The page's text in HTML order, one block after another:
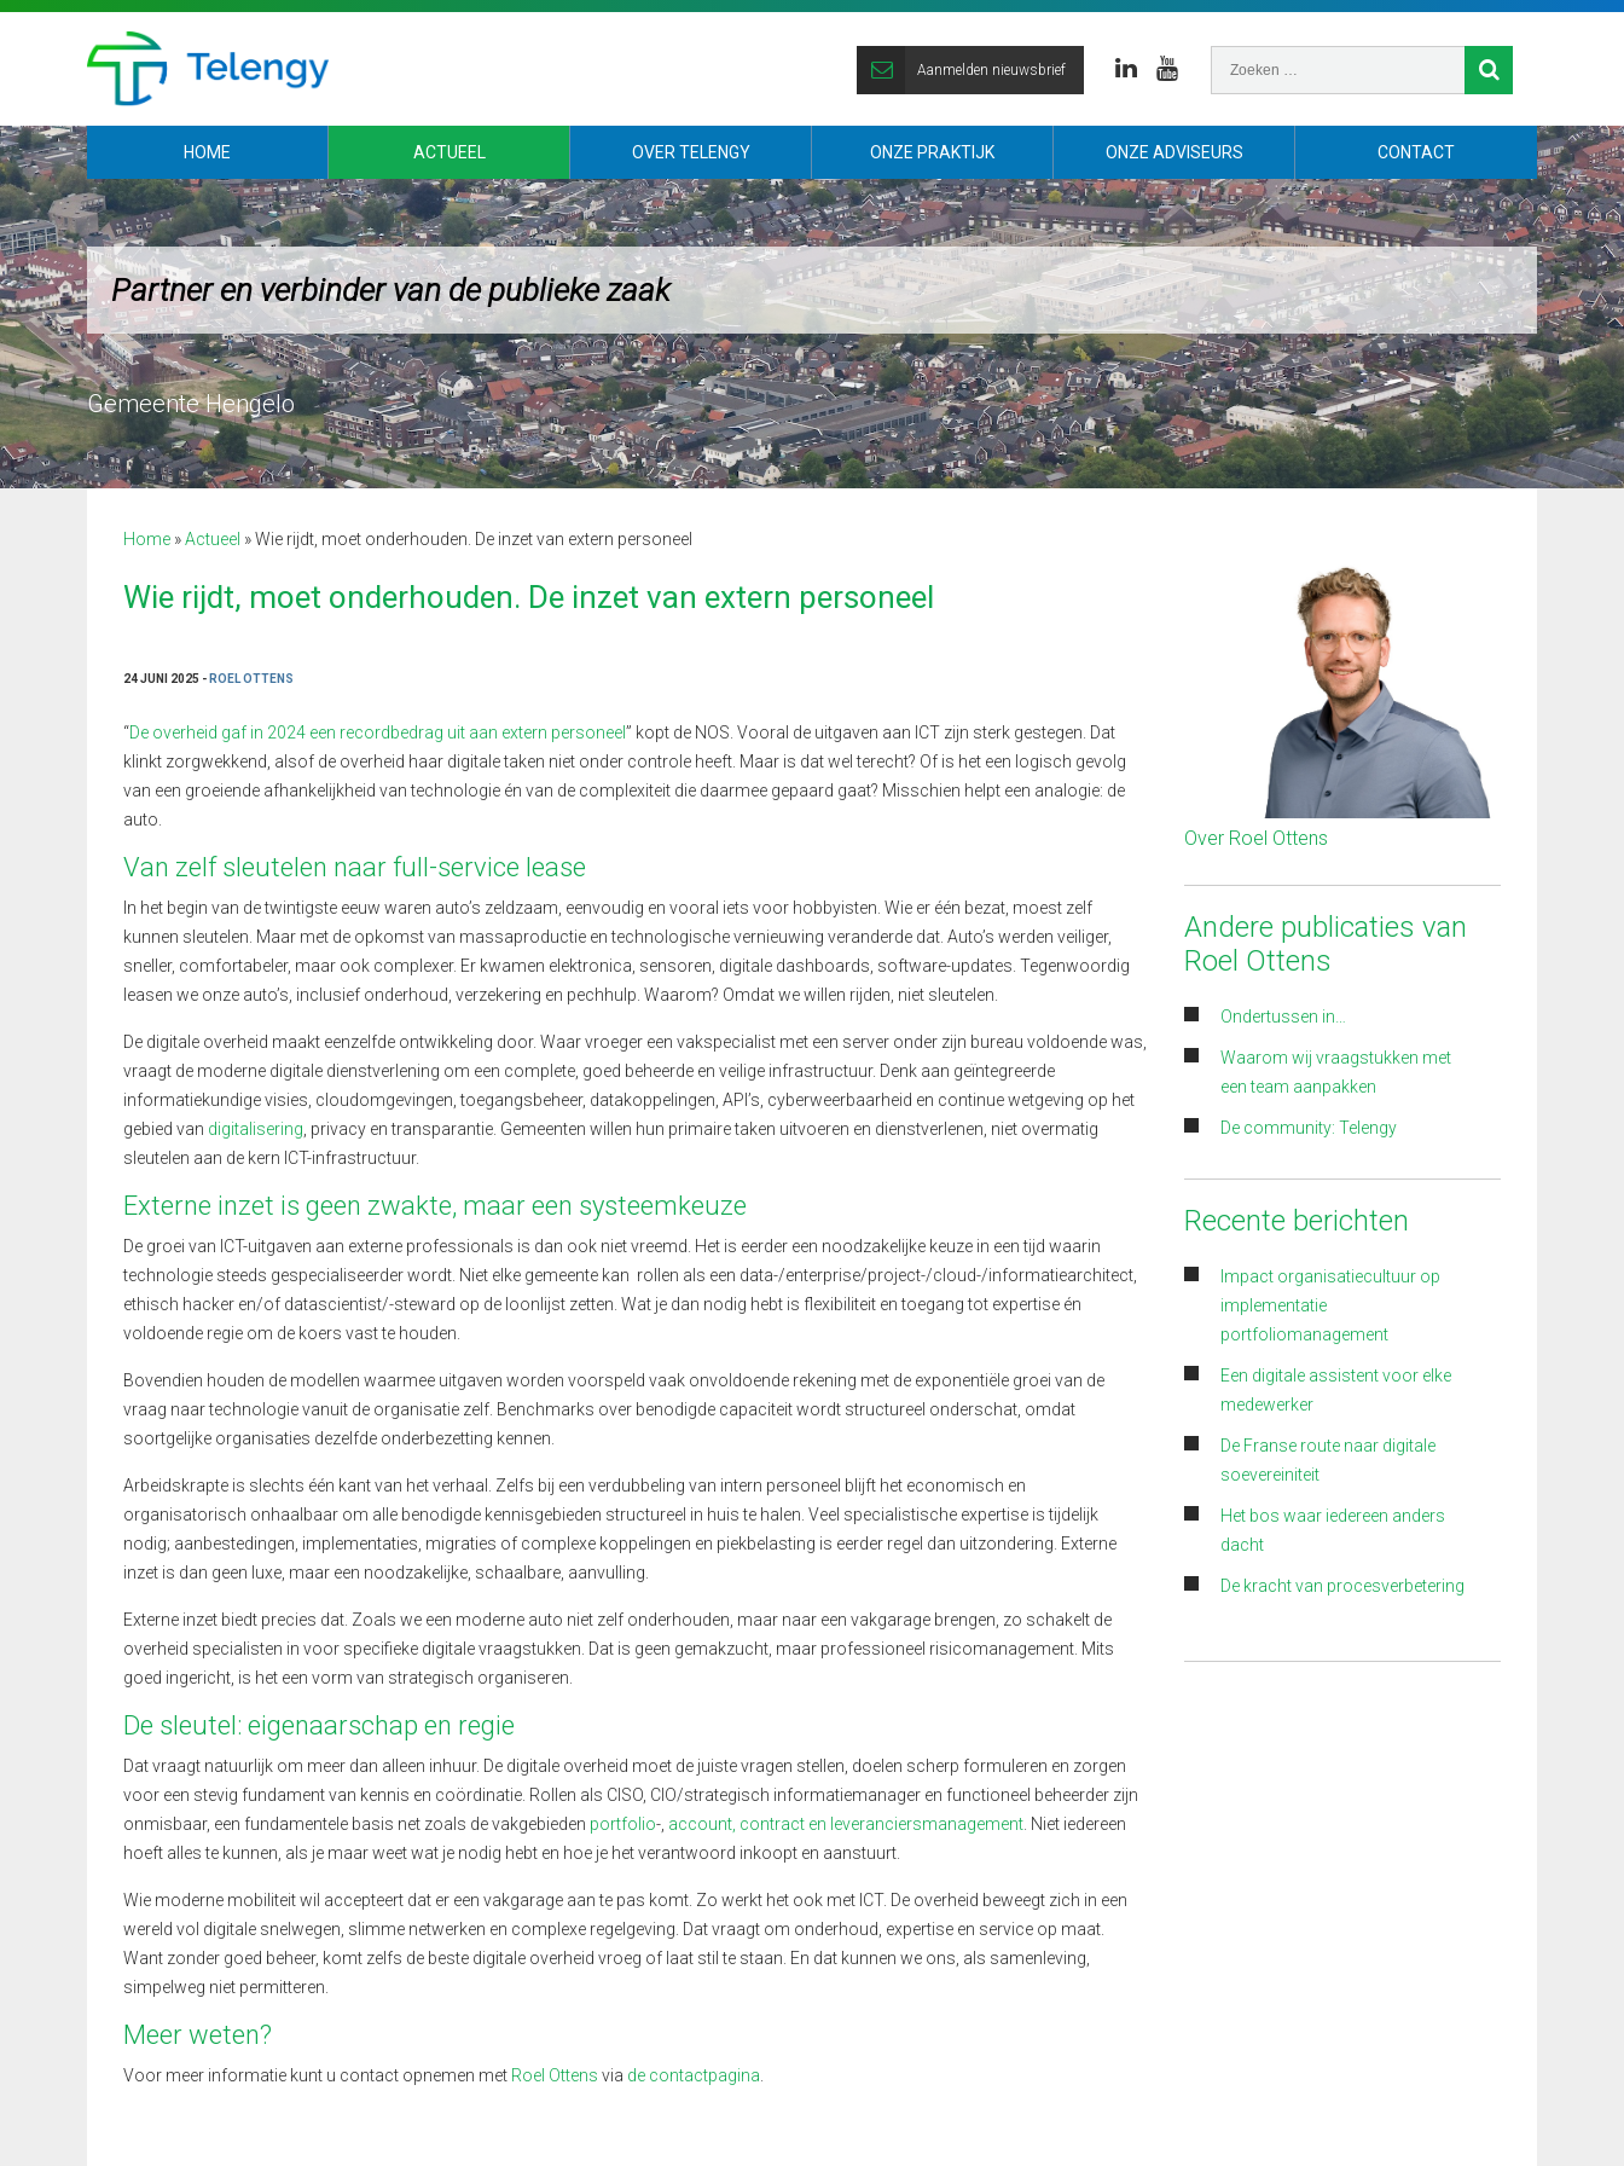
Aanmelden nieuwsbrief
HOME ACTUEEL OVER TELENGY ONZE PRAKTIJK ONZE ADVISEURS CONTACT
Partner en verbinder van de publieke zaak
Home »Actueel »Wie rijdt, moet onderhouden. De inzet van extern personeel
Wie rijdt, moet onderhouden. De inzet van extern personeel
24 JUNI 2025 - ROEL OTTENS
“De overheid gaf in 2024 een recordbedrag uit aan extern personeel” kopt de NOS. Vooral de uitgaven aan ICT zijn sterk gestegen. Dat
klinkt zorgwekkend, alsof de overheid haar digitale taken niet onder controle heeft. Maar is dat wel terecht? Of is het een logisch gevolg
van een groeiende afhankelijkheid van technologie én van de complexiteit die daarmee gepaard gaat? Misschien helpt een analogie: de
auto.
Van zelf sleutelen naar full-service lease
In het begin van de twintigste eeuw waren auto’s zeldzaam, eenvoudig en vooral iets voor hobbyisten. Wie er één bezat, moest zelf
kunnen sleutelen. Maar met de opkomst van massaproductie en technologische vernieuwing veranderde dat. Auto’s werden veiliger,
sneller, comfortabeler, maar ook complexer. Er kwamen elektronica, sensoren, digitale dashboards, software-updates. Tegenwoordig
leasen we onze auto’s, inclusief onderhoud, verzekering en pechhulp. Waarom? Omdat we willen rijden, niet sleutelen.
De digitale overheid maakt eenzelfde ontwikkeling door. Waar vroeger een vakspecialist met een server onder zijn bureau voldoende was,
vraagt de moderne digitale dienstverlening om een complete, goed beheerde en veilige infrastructuur. Denk aan geïntegreerde
informatiekundige visies, cloudomgevingen, toegangsbeheer, datakoppelingen, API’s, cyberweerbaarheid en continue wetgeving op het
gebied van digitalisering, privacy en transparantie. Gemeenten willen hun primaire taken uitvoeren en dienstverlenen, niet overmatig
sleutelen aan de kern ICT-infrastructuur.
Externe inzet is geen zwakte, maar een systeemkeuze
De groei van ICT-uitgaven aan externe professionals is dan ook niet vreemd. Het is eerder een noodzakelijke keuze in een tijd waarin
technologie steeds gespecialiseerder wordt. Niet elke gemeente kan rollen als een data-/enterprise/project-/cloud-/informatiearchitect,
ethisch hacker en/of datascientist/-steward op de loonlijst zetten. Wat je dan nodig hebt is flexibiliteit en toegang tot expertise én
voldoende regie om de koers vast te houden.
Bovendien houden de modellen waarmee uitgaven worden voorspeld vaak onvoldoende rekening met de exponentiële groei van de
vraag naar technologie vanuit de organisatie zelf. Benchmarks over benodigde capaciteit wordt structureel onderschat, omdat
soortgelijke organisaties dezelfde onderbezetting kennen.
Arbeidskrapte is slechts één kant van het verhaal. Zelfs bij een verdubbeling van intern personeel blijft het economisch en
organisatorisch onhaalbaar om alle benodigde kennisgebieden structureel in huis te halen. Veel specialistische expertise is tijdelijk
nodig; aanbestedingen, implementaties, migraties of complexe koppelingen en piekbelasting is eerder regel dan uitzondering. Externe
inzet is dan geen luxe, maar een noodzakelijke, schaalbare, aanvulling.
Externe inzet biedt precies dat. Zoals we een moderne auto niet zelf onderhouden, maar naar een vakgarage brengen, zo schakelt de
overheid specialisten in voor specifieke digitale vraagstukken. Dat is geen gemakzucht, maar professioneel risicomanagement. Mits
goed ingericht, is het een vorm van strategisch organiseren.
De sleutel: eigenaarschap en regie
Dat vraagt natuurlijk om meer dan alleen inhuur. De digitale overheid moet de juiste vragen stellen, doelen scherp formuleren en zorgen
voor een stevig fundament van kennis en coördinatie. Rollen als CISO, CIO/strategisch informatiemanager en functioneel beheerder zijn
onmisbaar, een fundamentele basis net zoals de vakgebieden portfolio-, account, contract en leveranciersmanagement. Niet iedereen
hoeft alles te kunnen, als je maar weet wat je nodig hebt en hoe je het verantwoord inkoopt en aanstuurt.
Wie moderne mobiliteit wil accepteert dat er een vakgarage aan te pas komt. Zo werkt het ook met ICT. De overheid beweegt zich in een
wereld vol digitale snelwegen, slimme netwerken en complexe regelgeving. Dat vraagt om onderhoud, expertise en service op maat.
Want zonder goed beheer, komt zelfs de beste digitale overheid vroeg of laat stil te staan. En dat kunnen we ons, als samenleving,
simpelweg niet permitteren.
Meer weten?
Voor meer informatie kunt u contact opnemen met Roel Ottens via de contactpagina.
Over Roel Ottens
Andere publicaties van
Roel Ottens
Ondertussen in…
Waarom wij vraagstukken met
een team aanpakken
De community: Telengy
Recente berichten
Impact organisatiecultuur op
implementatie
portfoliomanagement
Een digitale assistent voor elke
medewerker
De Franse route naar digitale
soevereiniteit
Het bos waar iedereen anders
dacht
De kracht van procesverbetering